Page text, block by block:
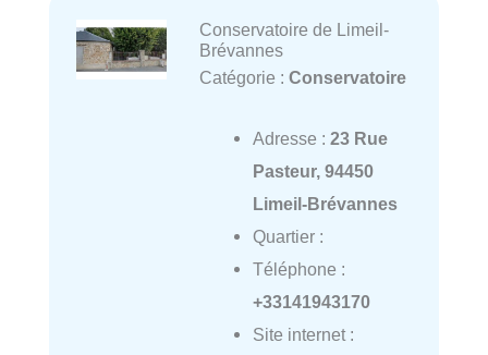
Conservatoire de Limeil-
Brévannes
Catégorie : Conservatoire
Adresse : 23 Rue
Pasteur, 94450
Limeil-Brévannes
Quartier :
Téléphone :
+33141943170
Site internet :